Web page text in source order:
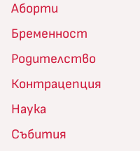
Аборти
Бременност
Родителство
Контрацепция
Наука
Събития